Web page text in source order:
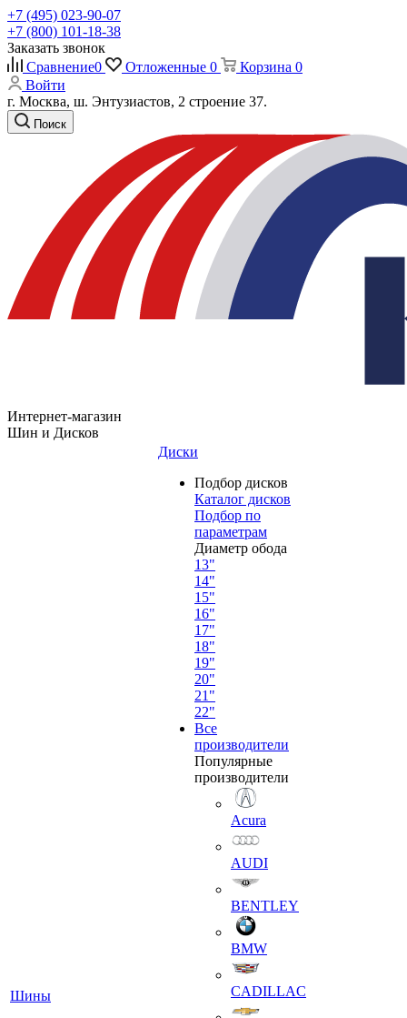
+7 (495) 023-90-07
+7 (800) 101-18-38
Заказать звонок
Сравнение0 Отложенные 0 Корзина 0
Войти
г. Москва, ш. Энтузиастов, 2 строение 37.
Поиск
Интернет-магазин
Шин и Дисков
Шины
Диски
Подбор дисков
Каталог дисков
Подбор по
параметрам
Диаметр обода
13"
14"
15"
16"
17"
18"
19"
20"
21"
22"
Все
производители
Популярные
производители
Acura
AUDI
BENTLEY
BMW
CADILLAC